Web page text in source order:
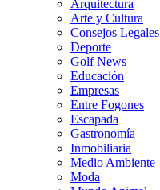
Arquitectura
Arte y Cultura
Consejos Legales
Deporte
Golf News
Educación
Empresas
Entre Fogones
Escapada
Gastronomía
Inmobiliaria
Medio Ambiente
Moda